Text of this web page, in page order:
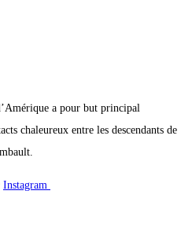
a pour but principal
chaleureux entre les descendants de
Instagram